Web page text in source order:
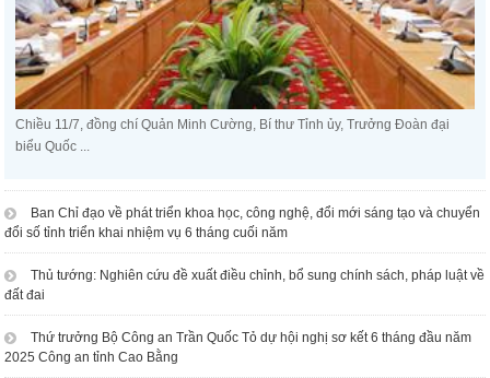
Chiều 11/7, đồng chí Quản Minh Cường, Bí thư Tỉnh ủy, Trưởng Đoàn đại
biểu Quốc ...
Ban Chỉ đạo về phát triển khoa học, công nghệ, đổi mới sáng tạo và chuyển
đổi số tỉnh triển khai nhiệm vụ 6 tháng cuối năm
Thủ tướng: Nghiên cứu đề xuất điều chỉnh, bổ sung chính sách, pháp luật về
đất đai
Thứ trưởng Bộ Công an Trần Quốc Tỏ dự hội nghị sơ kết 6 tháng đầu năm
2025 Công an tỉnh Cao Bằng